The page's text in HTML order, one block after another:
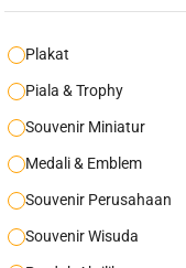
Plakat
Piala & Trophy
Souvenir Miniatur
Medali & Emblem
Souvenir Perusahaan
Souvenir Wisuda